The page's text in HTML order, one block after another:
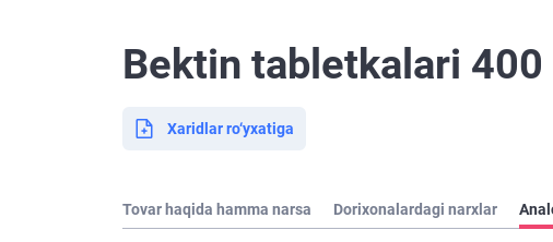
Bektin tabletkalari
Xaridlar ro‘yxatiga
Tovar haqida hamma narsa Dorixonalardagi narxlar